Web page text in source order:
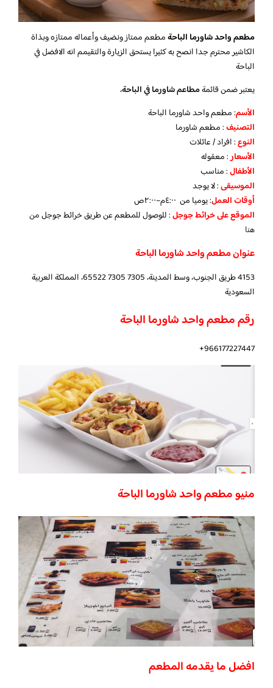
مطعم واحد شاورما الباحةمطعم ممتاز ونضيف وأعماله ممتازه وبذاة
الكاشير محترم جدا انصح به كثيرا يستحق الزيارة والتقيمم انه الافضل في
الباحة
يعتبر ضمن قائمةمطاعم شاورما في الباحة،
الأسم: مطعم واحد شاورما الباحة
التصنيف: مطعم شاورما
النوع: افراد / عائلات
الأسعار: معقوله
الأطفال: مناسب
الموسيقى: لا يوجد
أوقات العمل: يوميا من ٤:٠٠م–٢:٠٠ص
الموقععلى خرائط جوجل: للوصول للمطعم عن طريق خرائط جوجلمن
هنا
عنوان مطعم واحد شاورما الباحة
4153 طريق الجنوب، وسط المدينة، 7305 65522 7305، المملكة العربية
السعودية
رقم مطعم واحد شاورما الباحة
966177227447+
منيو مطعم واحد شاورما الباحة
افضل ما يقدمه المطعم